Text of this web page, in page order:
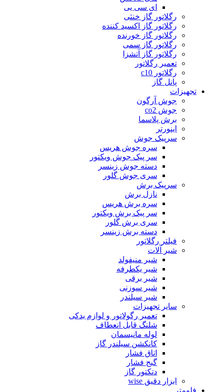
ای سی یی
رگلاتور گاز خنثی
رگلاتور گاز اکسید کننده
رگلاتور گاز خورنده
رگلاتور گاز سمی
رگلاتور گاز آتشزا
تعمیر رگلاتور
رگلاتور c10
پانل گاز
تجهیزات
جوش آرگون
جوش co2
برش پلاسما
اینورتر
سرپیک جوش
سره جوش هریس
سر پیک جوش ویکتور
دسته جوش زینسر
سری جوش گلور
سرپیک برش
نازل برش
سره برش هریس
سر پیک برش ویکتور
سری برش گلور
دسته برش زینسر
فیلتر رگلاتور
شیر آلات
شیر منیفولد
شیر یکطرفه
شیر برقی
شیر سوزنی
شیر سیلندر
سایر تجهیزات
تعمیر رگولاتور و لوازم یدکی
شلنگ قابل انعطاف
لوله مانیسمان
کانکشن سیلندر گاز
اتاق فشار
گیج فشار
دتکتور گاز
ابزار دقیق wise
فلومتر